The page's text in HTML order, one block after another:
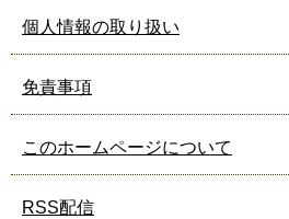
個人情報の取り扱い
免責事項
このホームページについて
RSS配信